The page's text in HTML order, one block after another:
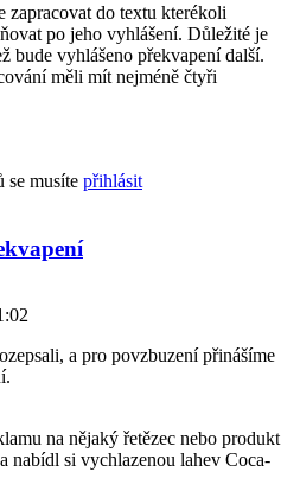
zapracovat do textu kterékoli
po jeho vyhlášení. Důležité je
bude vyhlášeno překvapení další.
měli mít nejméně čtyři
se musíte přihlásit
a pro povzbuzení přinášíme
na nějaký řetězec nebo produkt
nabídl si vychlazenou lahev Coca-